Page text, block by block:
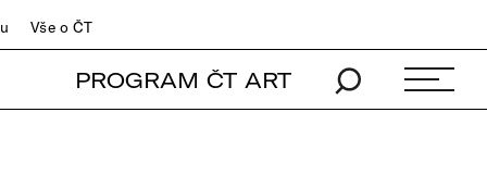
Vše o ČT
PROGRAM ČT ART